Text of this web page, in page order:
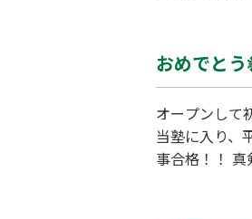
おめでと
オープンして
当塾に入り、
事合格！！